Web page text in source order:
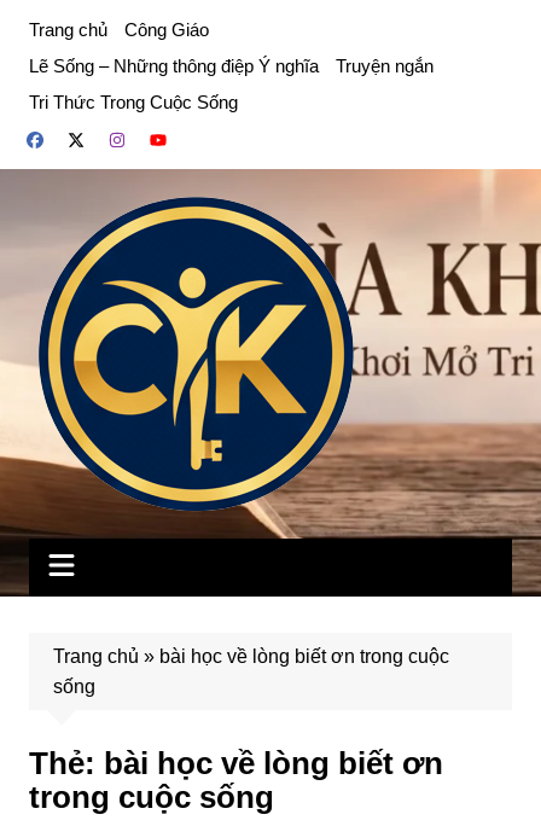
phần
dung
Trang chủ
Công Giáo
Lẽ Sống – Những thông điệp Ý nghĩa
Truyện ngắn
Tri Thức Trong Cuộc Sống
Trang chủ » bài học về lòng biết ơn trong cuộc
sống
Thẻ: bài học về lòng biết ơn
trong cuộc sống